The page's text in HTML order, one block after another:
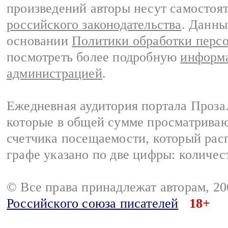
произведений авторы несут
российского законодательства.
основании Политики обработки
посмотреть более подробную
администрацией.
Ежедневная аудитория портала
которые в общей сумме
счетчика посещаемости, который
графе указано по две цифры:
© Все права принадлежат авторам,
Российского союза писателей
18+